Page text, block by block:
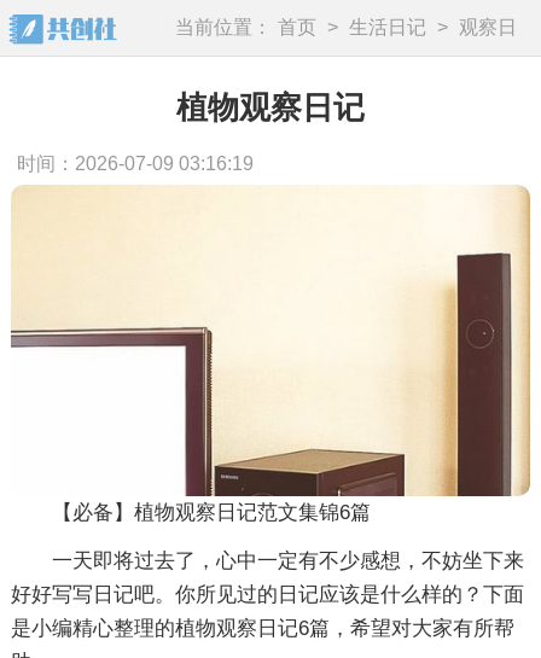
当前位置： 首页 > 生活日记 >
观察日
记
植物观察日记
时间：2026-07-09 03:16:19
【必备】植物观察日记范文集锦6篇
一天即将过去了，心中一定有不少感想，不妨坐下来
好好写写日记吧。你所见过的日记应该是什么样的？下面
是小编精心整理的植物观察日记6篇，希望对大家有所帮